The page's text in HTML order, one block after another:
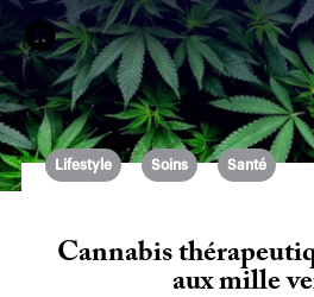
Lifestyle Soins Santé
Cannabis
aux mille